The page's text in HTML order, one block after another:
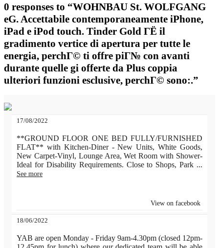
0 responses to “WOHNBAU St. WOLFGANG
eG. Accettabile contemporaneamente iPhone,
iPad e iPod touch. Tinder Gold ГЁ il
gradimento vertice di apertura per tutte le
energia, perchГ© ti offre piГ№ con avanti
durante quelle gi offerte da Plus coppia
ulteriori funzioni esclusive, perchГ© sono:.”
17/08/2022
**GROUND FLOOR ONE BED FULLY/FURNISHED
FLAT** with Kitchen-Diner - New Units, White Goods,
New Carpet-Vinyl, Lounge Area, Wet Room with Shower-
Ideal for Disability Requirements. Close to Shops, Park ...
See more
View on facebook
18/06/2022
YAB are open Monday - Friday 9am-4.30pm (closed 12pm-